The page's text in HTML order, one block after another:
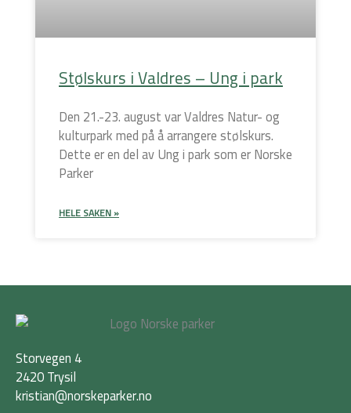
Stølskurs i Valdres – Ung i park
Den 21.-23. august var Valdres Natur- og
kulturpark med på å arrangere stølskurs.
Dette er en del av Ung i park som er Norske
Parker
HELE SAKEN »
Storvegen 4
2420 Trysil
kristian@norskeparker.no